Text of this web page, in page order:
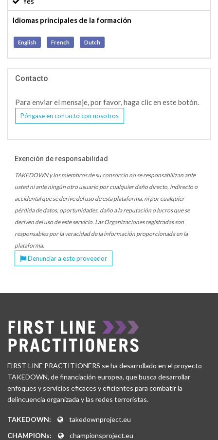
Idiomas principales de la formación
English French Dutch
Contacto
Para enviar el mensaje, por favor, haga clic en este botón.
Póngase en contacto con nosotros
Exención de responsabilidad
TAKEDOWN y los miembros de su consorcio no se responsabilizan ante
usted ni ante ningún otro usuario por cualquier daño directo, indirecto o
accidental que se derive del uso de esta plataforma, ni por cualquier
pérdida de datos, oportunidades, daño a la reputación o lucros que se
deriven del uso de este servicio. Las Organizaciones registradas son
responsables por la veracidad de la información proporcionada en la
plataforma.
Denunciar a este proveedor
FIRST-LINE PRACTITIONERS se ha desarrollado en el proyecto
TAKEDOWN, de financiación europea, que busca desarrollar
enfoques y servicios eficaces y eficientes para combatir la
delincuencia organizada y las redes terroristas.
TAKEDOWN:
takedownproject.eu
CHAMPIONs:
championsproject.eu